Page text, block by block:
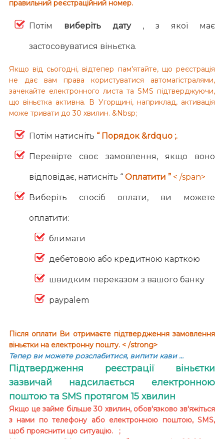
правильний реєстраційний номер.
Потім виберіть дату , з якої має
застосовуватися віньєтка.
Якщо від сьогодні, відтепер пам'ятайте, що реєстрація
не дає вам права користуватися автомагістралями,
зачекайте електронного листа та SMS підтверджуючи,
що віньєтка активна. В Угорщині, наприклад, активація
може тривати до 30 хвилин. &Nbsp;
Потім натисніть “ Порядок &rdquo ;.
Перевірте своє замовлення, якщо воно
відповідає, натисніть “ Оплатити ” < /span>
Виберіть спосіб оплати, ви можете
оплатити:
блимати
дебетовою або кредитною карткою
швидким переказом з вашого банку
paypalem
Після оплати Ви отримаєте підтвердження замовлення
віньєтки на електронну пошту. < /strong>
Тепер ви можете розслабитися, випити кави …
Підтвердження реєстрації віньєтки
зазвичай надсилається електронною
поштою та SMS протягом 15 хвилин
Якщо це займе більше 30 хвилин, обов'язково зв'яжіться
з нами по телефону або електронною поштою, SMS,
щоб прояснити цю ситуацію. ;